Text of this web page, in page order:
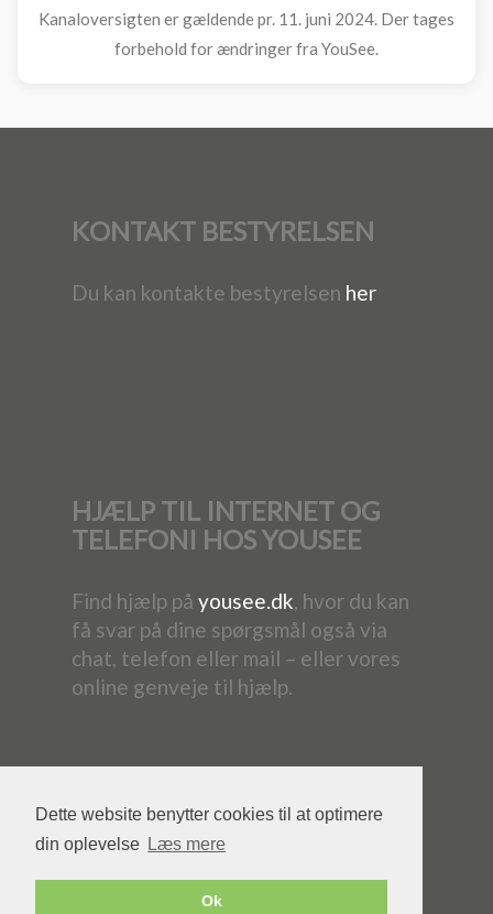
Dette website benytter cookies til at optimere
din oplevelse Læs mere
Ok
Kanaloversigten er gældende pr. 11. juni 2024. Der tages
forbehold for ændringer fra YouSee.
KONTAKT BESTYRELSEN
Du kan kontakte bestyrelsen her
HJÆLP TIL INTERNET OG
TELEFONI HOS YOUSEE
Find hjælp på yousee.dk, hvor du kan
få svar på dine spørgsmål også via
chat, telefon eller mail – eller vores
online genveje til hjælp.
Powered by YouSee Foreningsweb